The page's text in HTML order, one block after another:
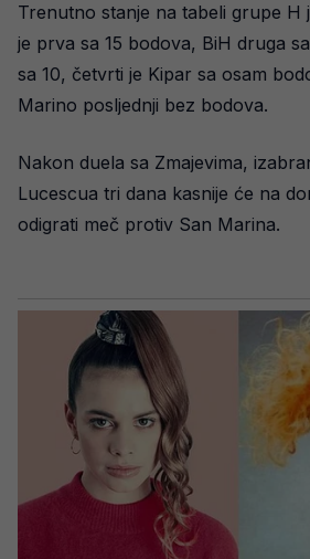
Trenutno stanje na tabeli grupe H
je prva sa 15 bodova, BiH druga
sa 10, četvrti je Kipar sa osam
Marino posljednji bez bodova.
Nakon duela sa Zmajevima,
Lucescua tri dana kasnije će na
odigrati meč protiv San Marina.